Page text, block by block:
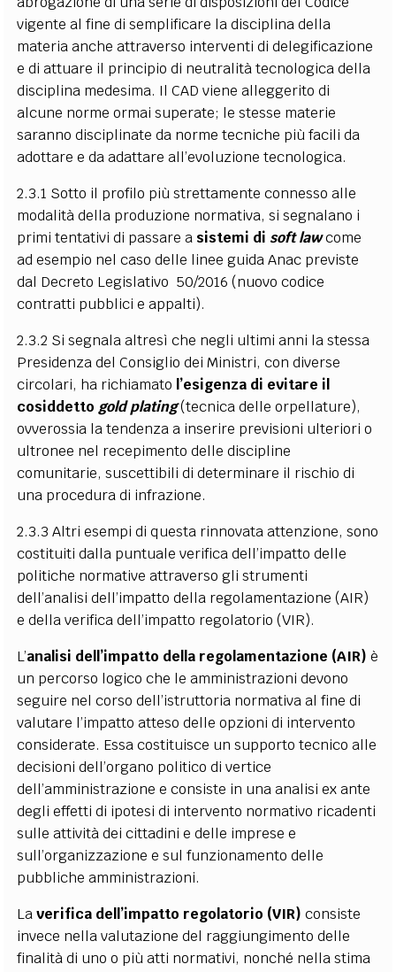
vigente al fine di semplificare la disciplina della
materia anche attraverso interventi di delegificazione
e di attuare il principio di neutralità tecnologica della
disciplina medesima. Il CAD viene alleggerito di
alcune norme ormai superate; le stesse materie
saranno disciplinate da norme tecniche più facili da
adottare e da adattare all’evoluzione tecnologica.
2.3.1 Sotto il profilo più strettamente connesso alle
modalità della produzione normativa, si segnalano i
primi tentativi di passare a sistemi di soft lawcome
ad esempio nel caso delle linee guida Anac previste
dal Decreto Legislativo 50/2016 (nuovo codice
contratti pubblici e appalti).
2.3.2 Si segnala altresì che negli ultimi anni la stessa
Presidenza del Consiglio dei Ministri, con diverse
circolari, ha richiamato l’esigenza di evitare il
cosiddetto gold plating(tecnica delle orpellature),
ovverossia la tendenza a inserire previsioni ulteriori o
ultronee nel recepimento delle discipline
comunitarie, suscettibili di determinare il rischio di
una procedura di infrazione.
2.3.3 Altri esempi di questa rinnovata attenzione, sono
costituiti dalla puntuale verifica dell’impatto delle
politiche normative attraverso gli strumenti
dell’analisi dell’impatto della regolamentazione (AIR)
e della verifica dell’impatto regolatorio (VIR).
L’analisi dell’impatto della regolamentazione (AIR) è
un percorso logico che le amministrazioni devono
seguire nel corso dell’istruttoria normativa al fine di
valutare l’impatto atteso delle opzioni di intervento
considerate. Essa costituisce un supporto tecnico alle
decisioni dell’organo politico di vertice
dell’amministrazione e consiste in una analisi ex ante
degli effetti di ipotesi di intervento normativo ricadenti
sulle attività dei cittadini e delle imprese e
sull’organizzazione e sul funzionamento delle
pubbliche amministrazioni.
Laverifica dell’impatto regolatorio (VIR) consiste
invece nella valutazione del raggiungimento delle
finalità di uno o più atti normativi, nonché nella stima